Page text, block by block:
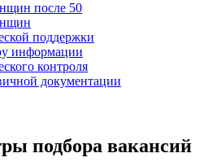
после 50
поддержки
информации
контроля
документации
подбора вакансий